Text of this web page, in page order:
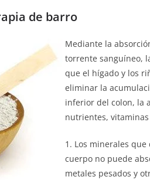
de barro
Mediante la
torrente sanguíneo,
que el hígado y los
eliminar la
inferior del colon, la
nutrientes,
1. Los minerales
cuerpo no puede
metales pesados ​​y